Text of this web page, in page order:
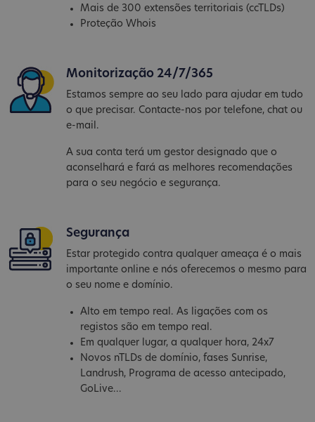
Mais de 300 extensões territoriais (ccTLDs)
Proteção Whois
Monitorização 24/7/365
Estamos sempre ao seu lado para ajudar em tudo
o que precisar. Contacte-nos por telefone, chat ou
e-mail.
A sua conta terá um gestor designado que o
aconselhará e fará as melhores recomendações
para o seu negócio e segurança.
Segurança
Estar protegido contra qualquer ameaça é o mais
importante online e nós oferecemos o mesmo para
o seu nome e domínio.
Alto em tempo real. As ligações com os
registos são em tempo real.
Em qualquer lugar, a qualquer hora, 24x7
Novos nTLDs de domínio, fases Sunrise,
Landrush, Programa de acesso antecipado,
GoLive...